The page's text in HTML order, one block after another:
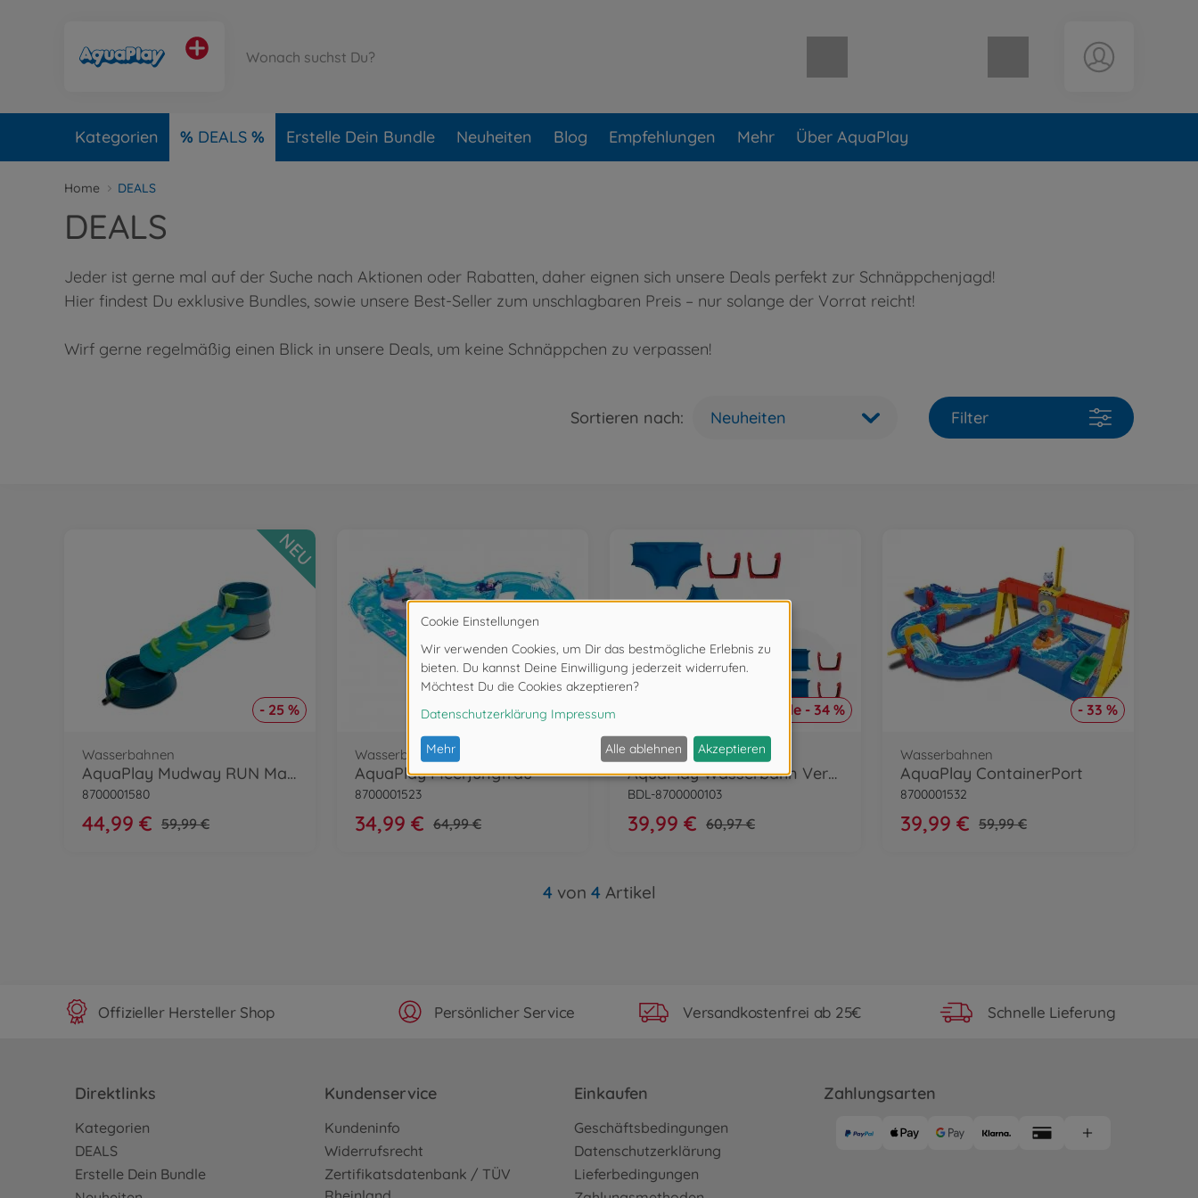
Warenkorb leer
Kategorien DEALS Erstelle Dein Bundle Neuheiten Blog Empfehlungen Mehr Über AquaPlay
Home DEALS
DEALS
Jeder ist gerne mal auf der Suche nach Aktionen oder Rabatten, daher eignen sich unsere Deals perfekt zur Schnäppchenjagd!
Hier findest Du exklusive Bundles, sowie unsere Best-Seller zum unschlagbaren Preis – nur solange der Vorrat reicht!
Wirf gerne regelmäßig einen Blick in unsere Deals, um keine Schnäppchen zu verpassen!
Sortieren nach: Neuheiten Filter
- 25 %
Wasserbahnen
AquaPlay Mudway RUN Matschbahn
8700001580
44,99 € 59,99 €
NEU
- 46 %
Wasserbahnen
AquaPlay Meerjungfrau
8700001523
34,99 € 64,99 €
Bundle - 34 %
Erweiterungselemente
AquaPlay Wasserbahn Verbindung Bundle
BDL-8700000103
39,99 € 60,97 €
- 33 %
Wasserbahnen
AquaPlay ContainerPort
8700001532
39,99 € 59,99 €
4von 4Artikel
Offizieller Hersteller Shop Persönlicher Service Versandkostenfrei ab 25€ Schnelle Lieferung
Direktlinks
Kategorien
DEALS
Erstelle Dein Bundle
Kundenservice
Kundeninfo
Widerrufsrecht
Zertifikatsdatenbank / TÜV
Einkaufen
Geschäftsbedingungen
Datenschutzerklärung
Lieferbedingungen
Zahlungsarten